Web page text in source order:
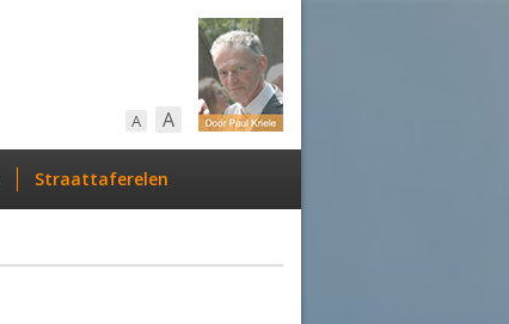
A A
Straattaferelen